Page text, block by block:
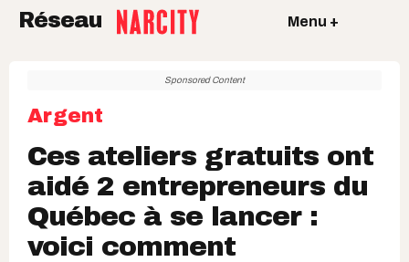
Réseau Menu +
Sponsored Content
Argent
Ces ateliers gratuits ont
aidé 2 entrepreneurs du
Québec à se lancer :
voici comment